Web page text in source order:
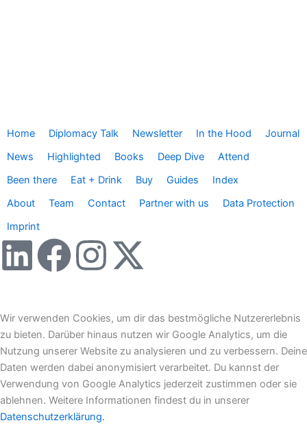
Home Diplomacy Talk Newsletter In the Hood
Journal
News
Highlighted Books Deep Dive
Attend
Been there
Eat + Drink Buy Guides
Index
About
Team Contact Partner with us
Data Protection
Imprint
L
n
k
e
F
c
e
b
I
s
t
a
X
t
w
i
Wir verwenden Cookies, um dir das bestmögliche Nutzererlebnis
zu bieten. Darüber hinaus nutzen wir Google Analytics, um die
Nutzung unserer Website zu analysieren und zu verbessern. Deine
Daten werden dabei anonymisiert verarbeitet. Du kannst der
Verwendung von Google Analytics jederzeit zustimmen oder sie
ablehnen. Weitere Informationen findest du in unserer
Datenschutzerklärung.